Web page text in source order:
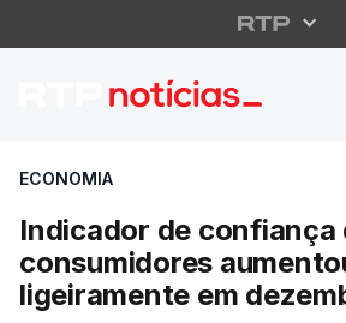
Indicador de
ECONOMIA
Indicador de confiança
consumidores
ligeiramente em